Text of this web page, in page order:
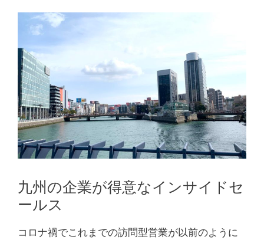
九州の企業が得意なインサイドセ
ールス
コロナ禍でこれまでの訪問型営業が以前のように